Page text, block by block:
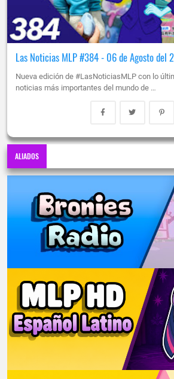
Las Noticias MLP #384 - 06 de Agosto del
Nueva edición de #LasNoticiasMLP con lo
noticias más importantes del mundo de …
ALIADOS